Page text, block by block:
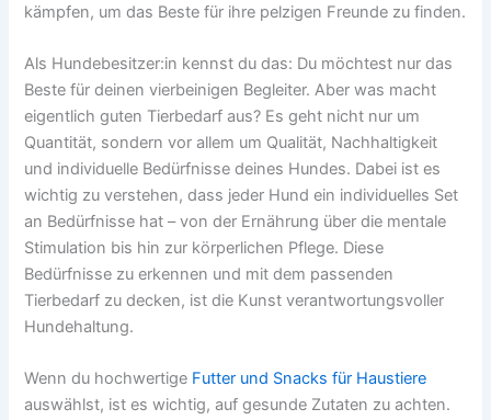
kämpfen, um das Beste für ihre pelzigen Freunde zu finden.
Als Hundebesitzer:in kennst du das: Du möchtest nur das
Beste für deinen vierbeinigen Begleiter. Aber was macht
eigentlich guten Tierbedarf aus? Es geht nicht nur um
Quantität, sondern vor allem um Qualität, Nachhaltigkeit
und individuelle Bedürfnisse deines Hundes. Dabei ist es
wichtig zu verstehen, dass jeder Hund ein individuelles Set
an Bedürfnisse hat – von der Ernährung über die mentale
Stimulation bis hin zur körperlichen Pflege. Diese
Bedürfnisse zu erkennen und mit dem passenden
Tierbedarf zu decken, ist die Kunst verantwortungsvoller
Hundehaltung.
Wenn du hochwertige Futter und Snacks für Haustiere
auswählst, ist es wichtig, auf gesunde Zutaten zu achten.